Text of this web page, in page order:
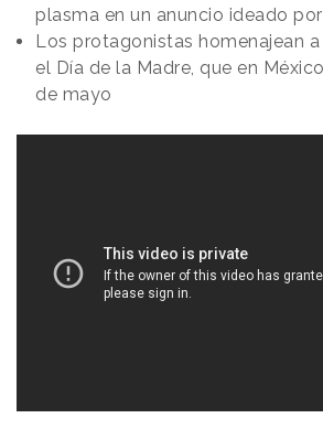
plasma en un anuncio ideado
Los protagonistas homenajean
el Día de la Madre, que en
de mayo